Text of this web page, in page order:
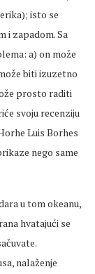
isto se
i zapadom. Sa
a) on može
biti izuzetno
prosto raditi
svoju recenziju
Luis Borhes
nego same
u tom okeanu,
hvatajući se
nalaženje